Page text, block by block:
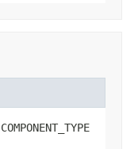
COMPONENT_TYPE